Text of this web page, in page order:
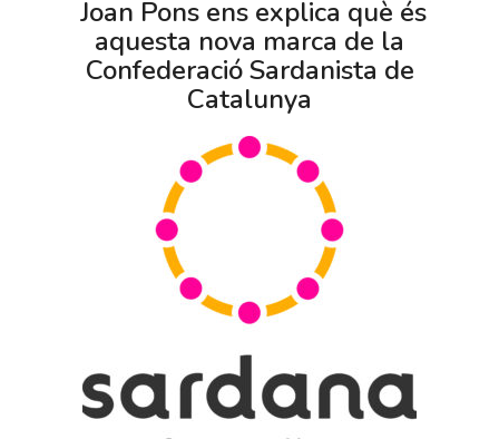
Joan Pons ens explica què és
aquesta nova marca de la
Confederació Sardanista de
Catalunya